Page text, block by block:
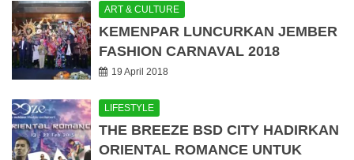
ART & CULTURE
KEMENPAR LUNCURKAN JEMBER
FASHION CARNAVAL 2018
19 April 2018
LIFESTYLE
THE BREEZE BSD CITY HADIRKAN
ORIENTAL ROMANCE UNTUK